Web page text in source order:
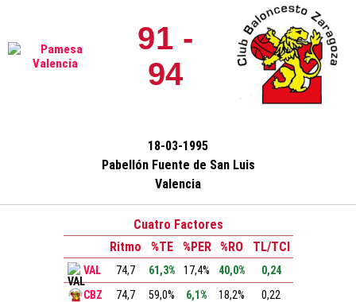
91 -
94
18-03-1995
Pabellón Fuente de San Luis
Valencia
Cuatro Factores
Ritmo
%TE %PER %RO TL/TCI
VAL 74,7 61,3% 17,4% 40,0%
0,24
CBZ
74,7 59,0% 6,1% 18,2% 0,22